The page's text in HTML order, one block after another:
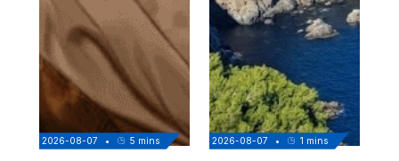
2026-08-07 • 5 mins 2026-08-07 • 1 mins